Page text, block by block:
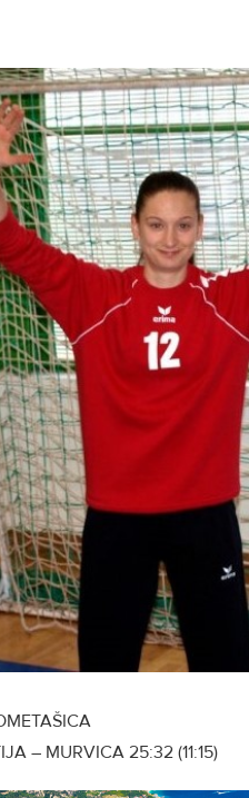
– MURVICA 25:32 (11:15)